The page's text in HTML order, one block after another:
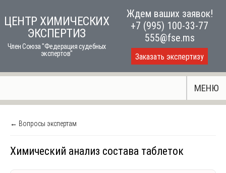
toЦЕНТР ХИМИЧЕСКИХ
ЭКСПЕРТИЗ
Член Союза "Федерация судебных
экспертов"
Ждем ваших заявок!
+7 (995) 100-33-77
555@fse.ms
Заказать экспертизу
МЕНЮ
← Вопросы экспертам
Химический анализ состава таблеток